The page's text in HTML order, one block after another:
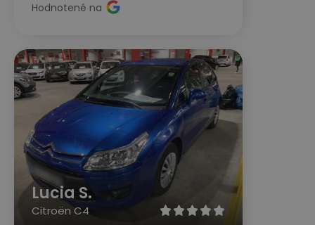
Hodnotené na
  
Lucia S.
Citroën C4